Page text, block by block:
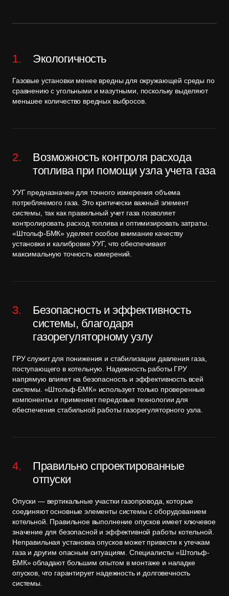
Экологичность
Газовые установки менее вредны для окружающей среды по
сравнению с угольными и мазутными, поскольку выделяют
меньшее количество вредных выбросов.
Возможность контроля расхода
топлива при помощи узла учета газа
УУГ предназначен для точного измерения объема
потребляемого газа. Это критически важный элемент
системы, так как правильный учет газа позволяет
контролировать расход топлива и оптимизировать затраты.
«Штольф-БМК» уделяет особое внимание качеству
установки и калибровке УУГ, что обеспечивает
максимальную точность измерений.
Безопасность и эффективность
системы, благодаря
газорегуляторному узлу
ГРУ служит для понижения и стабилизации давления газа,
поступающего в котельную. Надежность работы ГРУ
напрямую влияет на безопасность и эффективность всей
системы. «Штольф-БМК» использует только проверенные
компоненты и применяет передовые технологии для
обеспечения стабильной работы газорегуляторного узла.
Правильно спроектированные
отпуски
Опуски — вертикальные участки газопровода, которые
соединяют основные элементы системы с оборудованием
котельной. Правильное выполнение опусков имеет ключевое
значение для безопасной и эффективной работы котельной.
Неправильная установка опусков может привести к утечкам
газа и другим опасным ситуациям. Специалисты «Штольф-
БМК» обладают большим опытом в монтаже и наладке
опусков, что гарантирует надежность и долговечность
системы.